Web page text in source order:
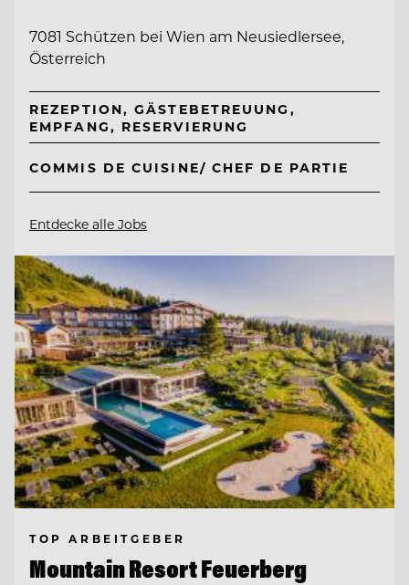
7081 Schützen bei Wien am Neusiedlersee,
Österreich
REZEPTION, GÄSTEBETREUUNG,
EMPFANG, RESERVIERUNG
COMMIS DE CUISINE/ CHEF DE PARTIE
Entdecke alle Jobs
TOP ARBEITGEBER
Mountain Resort Feuerberg